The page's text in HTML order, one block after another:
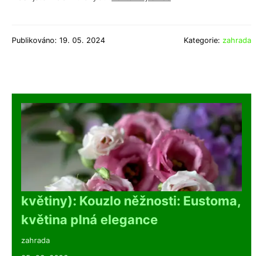
Publikováno: 19. 05. 2024 Kategorie: zahrada
květiny): Kouzlo něžnosti: Eustoma,
květina plná elegance
zahrada